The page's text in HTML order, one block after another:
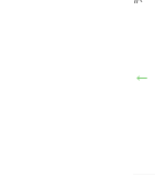
“`
←